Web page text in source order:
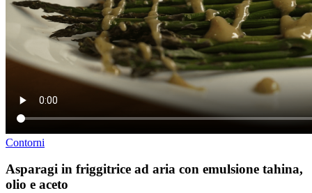
Contorni
Asparagi in friggitrice ad aria con emulsione tahina,
olio e aceto